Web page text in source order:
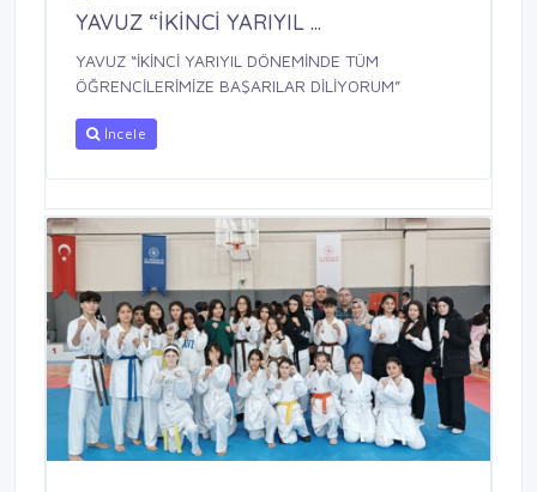
YAVUZ “İKİNCİ YARIYIL ...
YAVUZ “İKİNCİ YARIYIL DÖNEMİNDE TÜM
ÖĞRENCİLERİMİZE BAŞARILAR DİLİYORUM”
İncele